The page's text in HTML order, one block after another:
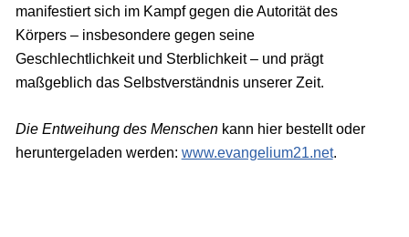
manifestiert sich im Kampf gegen die Autorität des
Körpers – insbesondere gegen seine
Geschlechtlichkeit und Sterblichkeit – und prägt
maßgeblich das Selbstverständnis unserer Zeit.
Die Entweihung des Menschenkann hier bestellt oder
heruntergeladen werden: www.evangelium21.net.